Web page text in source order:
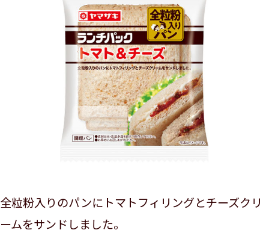
全粒粉入りのパンにトマトフィリングとチーズクリ
ームをサンドしました。